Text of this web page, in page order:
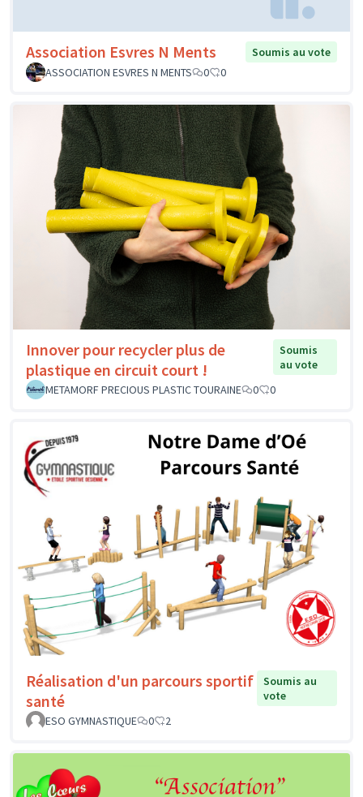
Association Esvres N Ments
Soumis au vote
ASSOCIATION ESVRES N MENTS
0 0
Innover pour recycler plus de
plastique en circuit court !
Soumis
au vote
METAMORF PRECIOUS PLASTIC TOURAINE
0 0
Réalisation d'un parcours sportif
santé
Soumis au
vote
ESO GYMNASTIQUE
0 2